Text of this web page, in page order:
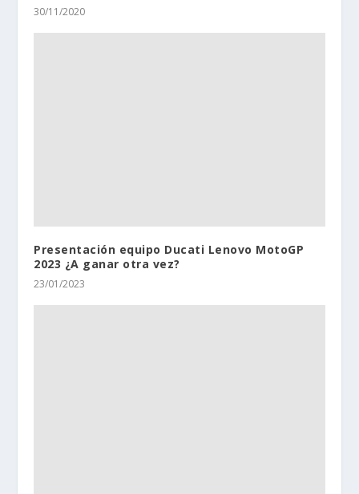
30/11/2020
Presentación equipo Ducati Lenovo MotoGP
2023 ¿A ganar otra vez?
23/01/2023